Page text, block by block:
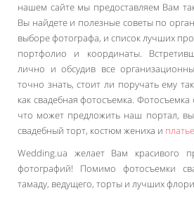
нашем сайте мы предоставляем Вам
Вы найдете и полезные советы по
выборе фотографа, и список лучших
портфолио и координаты.
лично и обсудив все
точно знать, стоит ли поручать ему
как свадебная фотосъемка. Фотосъемка
что может предложить наш портал,
свадебный торт, костюм жениха и
Wedding.ua желает Вам красивого
фотографий! Помимо фотосъемки
тамаду, ведущего, торты и лучших